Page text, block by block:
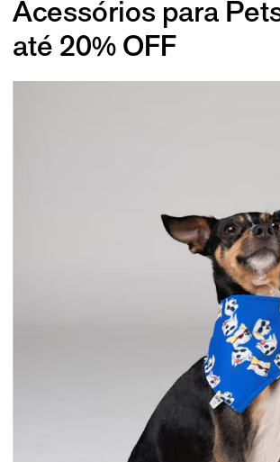
Acessórios para
até 20% OFF